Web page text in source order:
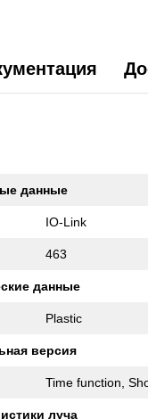
данные
IO-Link
463
данные
Plastic
версия
Time function,
луча